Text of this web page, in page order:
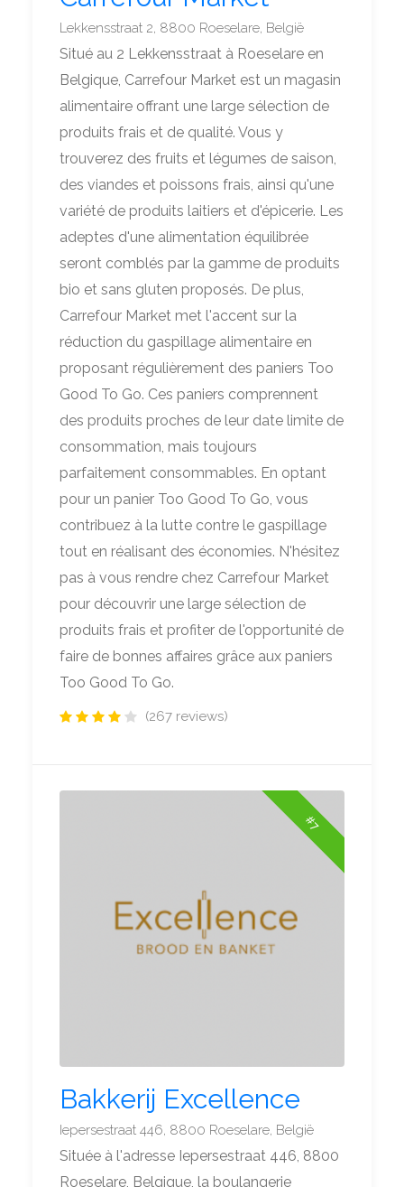
Lekkensstraat 2, 8800 Roeselare, België
Situé au 2 Lekkensstraat à Roeselare en
Belgique, Carrefour Market est un magasin
alimentaire offrant une large sélection de
produits frais et de qualité. Vous y
trouverez des fruits et légumes de saison,
des viandes et poissons frais, ainsi qu'une
variété de produits laitiers et d'épicerie. Les
adeptes d'une alimentation équilibrée
seront comblés par la gamme de produits
bio et sans gluten proposés. De plus,
Carrefour Market met l'accent sur la
réduction du gaspillage alimentaire en
proposant régulièrement des paniers Too
Good To Go. Ces paniers comprennent
des produits proches de leur date limite de
consommation, mais toujours
parfaitement consommables. En optant
pour un panier Too Good To Go, vous
contribuez à la lutte contre le gaspillage
tout en réalisant des économies. N'hésitez
pas à vous rendre chez Carrefour Market
pour découvrir une large sélection de
produits frais et profiter de l'opportunité de
faire de bonnes affaires grâce aux paniers
Too Good To Go.
(267 reviews)
#7
Bakkerij Excellence
Iepersestraat 446, 8800 Roeselare, België
Située à l'adresse Iepersestraat 446, 8800
Roeselare, Belgique, la boulangerie